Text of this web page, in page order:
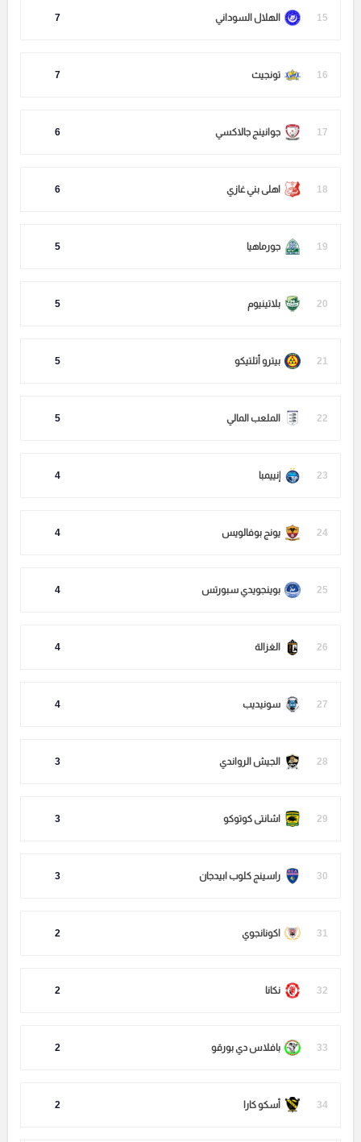
15 الهلال السوداني 7
16 تونجيث 7
17 جوانينج جالاكسي 6
18 اهلى بني غازي 6
19 جورماهيا 5
20 بلاتينيوم 5
21 بيترو أتلتيكو 5
22 الملعب المالي 5
23 إنييمبا 4
24 يونج بوفالويس 4
25 بوينجويدي سبورتس 4
26 الغزالة 4
27 سونيديب 4
28 الجيش الرواندي 3
29 اشانتى كوتوكو 3
30 راسينج كلوب ابيدجان 3
31 اكونانجوي 2
32 نكانا 2
33 بافلاس دي بورقو 2
34 أسكو كارا 2